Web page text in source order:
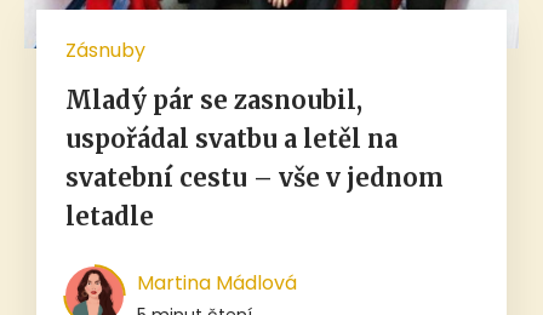
Zásnuby
Mladý pár se zasnoubil,
uspořádal svatbu a letěl na
svatební cestu – vše v jednom
letadle
Martina Mádlová